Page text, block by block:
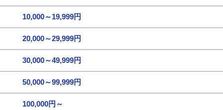
10,000～19,999円
20,000～29,999円
30,000～49,999円
50,000～99,999円
100,000円～